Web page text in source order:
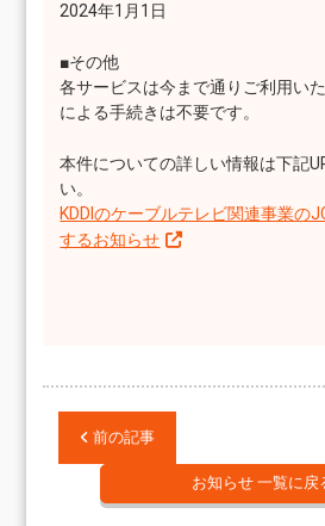
2024年1月1日
■その他
各サービスは今まで通りご利用い
による手続きは不要です。
本件についての詳しい情報は下記
い。
KDDIのケーブルテレビ関連事業の
するお知らせ
前の記事
お知らせ 一覧に戻